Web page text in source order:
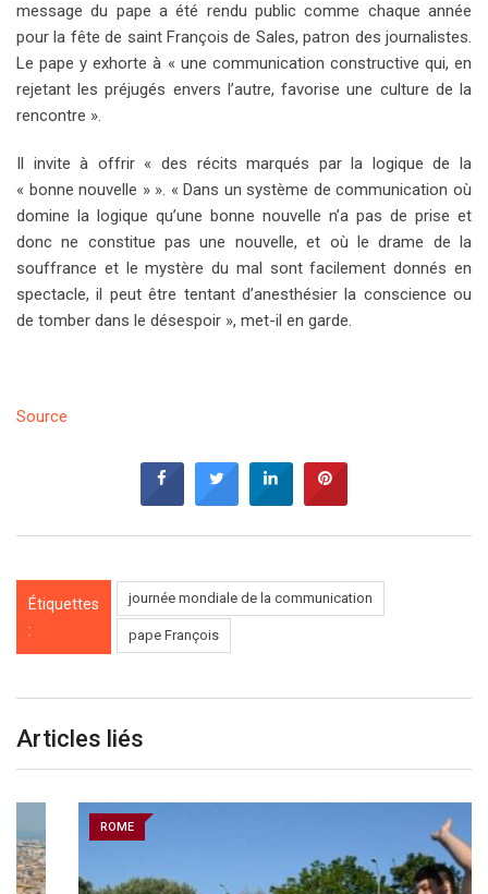
message du pape a été rendu public comme chaque année
pour la fête de saint François de Sales, patron des journalistes.
Le pape y exhorte à « une communication constructive qui, en
rejetant les préjugés envers l’autre, favorise une culture de la
rencontre ».
Il invite à offrir « des récits marqués par la logique de la
« bonne nouvelle » ». « Dans un système de communication où
domine la logique qu’une bonne nouvelle n’a pas de prise et
donc ne constitue pas une nouvelle, et où le drame de la
souffrance et le mystère du mal sont facilement donnés en
spectacle, il peut être tentant d’anesthésier la conscience ou
de tomber dans le désespoir », met-il en garde.
Source
Étiquettes
:
journée mondiale de la communication
pape François
Articles liés